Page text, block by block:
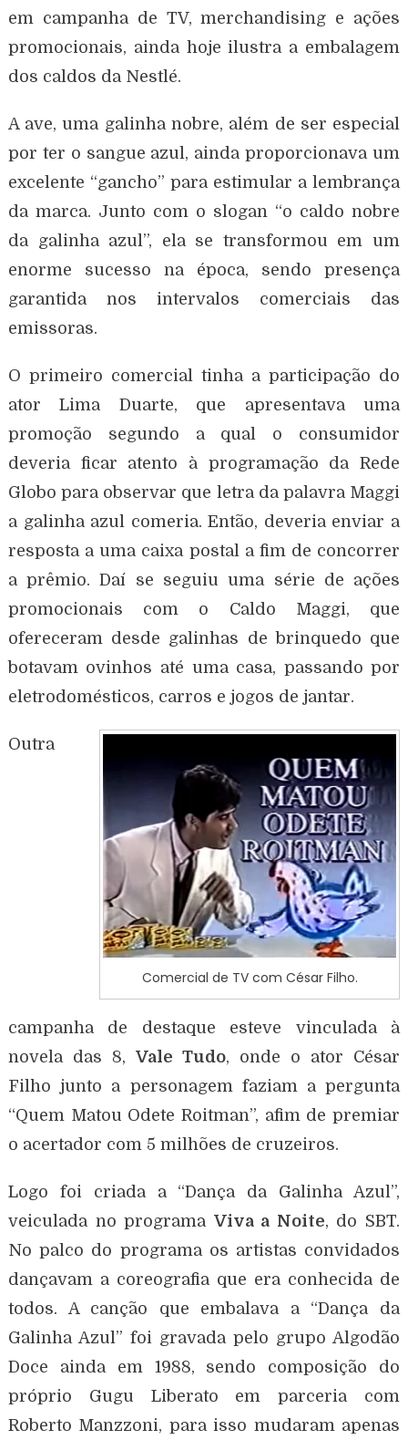
em campanha de TV, merchandising e ações
promocionais, ainda hoje ilustra a embalagem
dos caldos da Nestlé.
A ave, uma galinha nobre, além de ser especial
por ter o sangue azul, ainda proporcionava um
excelente “gancho” para estimular a lembrança
da marca. Junto com o slogan “o caldo nobre
da galinha azul”, ela se transformou em um
enorme sucesso na época, sendo presença
garantida nos intervalos comerciais das
emissoras.
O primeiro comercial tinha a participação do
ator Lima Duarte, que apresentava uma
promoção segundo a qual o consumidor
deveria ficar atento à programação da Rede
Globo para observar que letra da palavra Maggi
a galinha azul comeria. Então, deveria enviar a
resposta a uma caixa postal a fim de concorrer
a prêmio. Daí se seguiu uma série de ações
promocionais com o Caldo Maggi, que
ofereceram desde galinhas de brinquedo que
botavam ovinhos até uma casa, passando por
eletrodomésticos, carros e jogos de jantar.
Comercial de TV com César Filho.
Outra
campanha de destaque esteve vinculada à
novela das 8, Vale Tudo, onde o ator César
Filho junto a personagem faziam a pergunta
“Quem Matou Odete Roitman”, afim de premiar
o acertador com 5 milhões de cruzeiros.
Logo foi criada a “Dança da Galinha Azul”,
veiculada no programa Viva a Noite, do SBT.
No palco do programa os artistas convidados
dançavam a coreografia que era conhecida de
todos. A canção que embalava a “Dança da
Galinha Azul” foi gravada pelo grupo Algodão
Doce ainda em 1988, sendo composição do
próprio Gugu Liberato em parceria com
Roberto Manzzoni, para isso mudaram apenas